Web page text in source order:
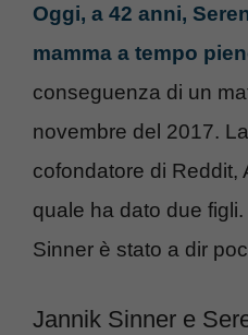
Oggi, a 42 anni,
mamma a tempo
conseguenza di un
novembre del 2017.
cofondatore di Reddit,
quale ha dato due
Sinner è stato a dir
Jannik Sinner e